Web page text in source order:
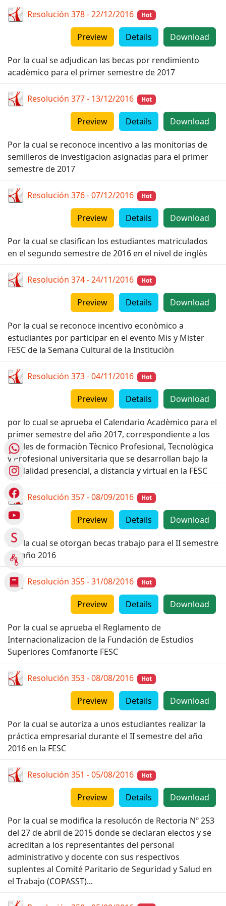
Resolución 378 - 22/12/2016 Hot
Download
Details
Preview
Por la cual se adjudican las becas por rendimiento
acadèmico para el primer semestre de 2017
Resolución 377 - 13/12/2016 Hot
Download
Details
Preview
Por la cual se reconoce incentivo a las monitorias de
semilleros de investigacion asignadas para el primer
semestre de 2017
Resolución 376 - 07/12/2016 Hot
Download
Details
Preview
Por la cual se clasifican los estudiantes matriculados
en el segundo semestre de 2016 en el nivel de inglès
Resolución 374 - 24/11/2016 Hot
Download
Details
Preview
Por la cual se reconoce incentivo econòmico a
estudiantes por participar en el evento Mis y Mister
FESC de la Semana Cultural de la Instituciòn
Resolución 373 - 04/11/2016 Hot
Download
Details
Preview
por lo cual se aprueba el Calendario Acadèmico para el
primer semestre del año 2017, correspondiente a los
niveles de formaciòn Tècnico Profesional, Tecnològica
y Profesional universitaria que se desarrollan bajo la
modalidad presencial, a distancia y virtual en la FESC
Resolución 357 - 08/09/2016 Hot
Download
Details
Preview
Por la cual se otorgan becas trabajo para el II semestre
del año 2016
Resolución 355 - 31/08/2016 Hot
Download
Details
Preview
Por la cual se aprueba el Reglamento de
Internacionalizacion de la Fundación de Estudios
Superiores Comfanorte FESC
Resolución 353 - 08/08/2016 Hot
Download
Details
Preview
Por la cual se autoriza a unos estudiantes realizar la
práctica empresarial durante el II semestre del año
2016 en la FESC
Resolución 351 - 05/08/2016 Hot
Download
Details
Preview
Por la cual se modifica la resolucón de Rectoria Nº 253
del 27 de abril de 2015 donde se declaran electos y se
acreditan a los representantes del personal
administrativo y docente con sus respectivos
suplentes al Comité Paritario de Seguridad y Salud en
el Trabajo (COPASST)...